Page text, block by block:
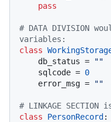
pass
# DATA DIVISION
variables:
class
    db_status =
""
    sqlcode =
0
    error_msg =
""
# LINKAGE
class
PersonRecord: